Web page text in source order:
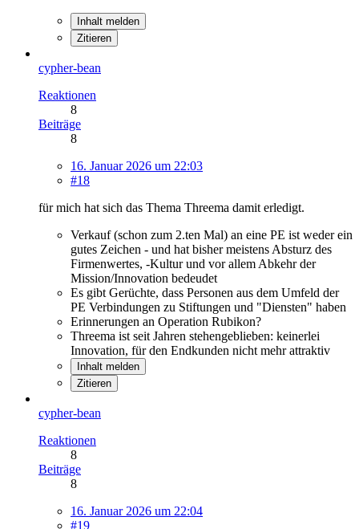
Inhalt melden
Zitieren
cypher-bean
Reaktionen
8
Beiträge
8
16. Januar 2026 um 22:03
#18
für mich hat sich das Thema Threema damit erledigt.
Verkauf (schon zum 2.ten Mal) an eine PE ist weder ein
gutes Zeichen - und hat bisher meistens Absturz des
Firmenwertes, -Kultur und vor allem Abkehr der
Mission/Innovation bedeudet
Es gibt Gerüchte, dass Personen aus dem Umfeld der
PE Verbindungen zu Stiftungen und "Diensten" haben
Erinnerungen an Operation Rubikon?
Threema ist seit Jahren stehengeblieben: keinerlei
Innovation, für den Endkunden nicht mehr attraktiv
Inhalt melden
Zitieren
cypher-bean
Reaktionen
8
Beiträge
8
16. Januar 2026 um 22:04
#19